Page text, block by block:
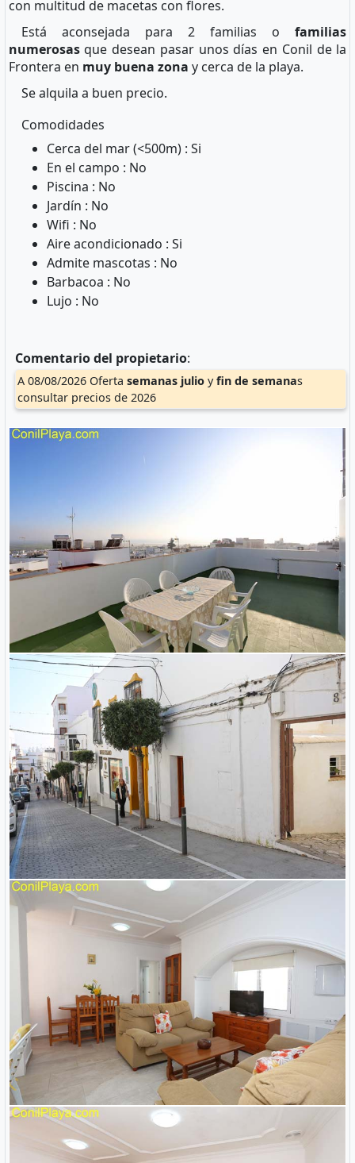
con multitud de macetas con flores.
Está aconsejada para 2 familias ofamilias
numerosasque desean pasar unos días en Conil de la
Frontera en muy buena zona y cerca de la playa.
Se alquila a buen precio.
Comodidades
Cerca del mar (<500m) : Si
En el campo : No
Piscina : No
Jardín : No
Wifi : No
Aire acondicionado : Si
Admite mascotas : No
Barbacoa : No
Lujo : No
Comentario del propietario:
A 08/08/2026 Ofertasemanas julio yfin de semanas
consultar precios de 2026